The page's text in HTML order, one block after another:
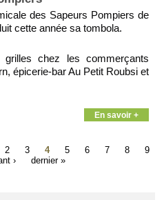
des Sapeurs Pompiers de
cette année sa tombola.
chez les commerçants
épicerie-bar Au Petit Roubsi et
En savoir +
2 3 4 5 6 7 8
9
› dernier »